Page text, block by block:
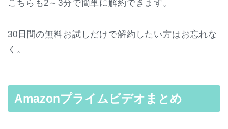
こちらも2～3分で簡単に解約できます。
30日間の無料お試しだけで解約したい方はお忘れな
く。
Amazonプライムビデオまとめ